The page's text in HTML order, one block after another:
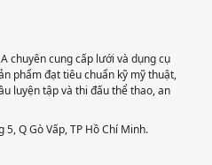
chuyên cung cấp lưới và dụng cụ
phẩm đạt tiêu chuẩn kỹ mỹ thuật,
luyện tập và thi đấu thể thao, an
Q Gò Vấp, TP Hồ Chí Minh.